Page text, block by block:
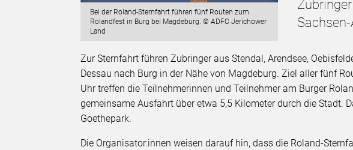
Bei der Roland-Sternfahrt führen fünf Routen zum
Rolandfest in Burg bei Magdeburg. © ADFC Jerichower
Land
Zur Sternfahrt führen Zubringer aus Stendal, Arendsee,
Dessau nach Burg in der Nähe von Magdeburg. Ziel aller fünf
Uhr treffen die Teilnehmerinnen und Teilnehmer am Burger
gemeinsame Ausfahrt über etwa 5,5 Kilometer durch die Stadt.
Goethepark.
Die Organisator:innen weisen darauf hin, dass die Roland-